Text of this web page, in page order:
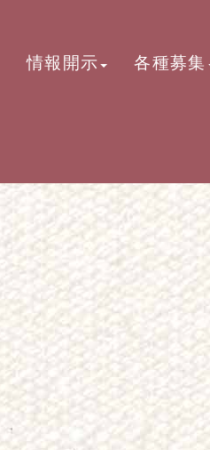
情報開示 各種募集